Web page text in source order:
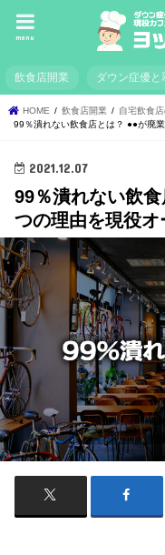
menu
飲食店開業 ダウン症優と
HOME 飲食店開業
自宅飲食
99％潰れない飲食店とは？ ●●が廃
2021.12.07
99％潰れない飲
つの理由を現役